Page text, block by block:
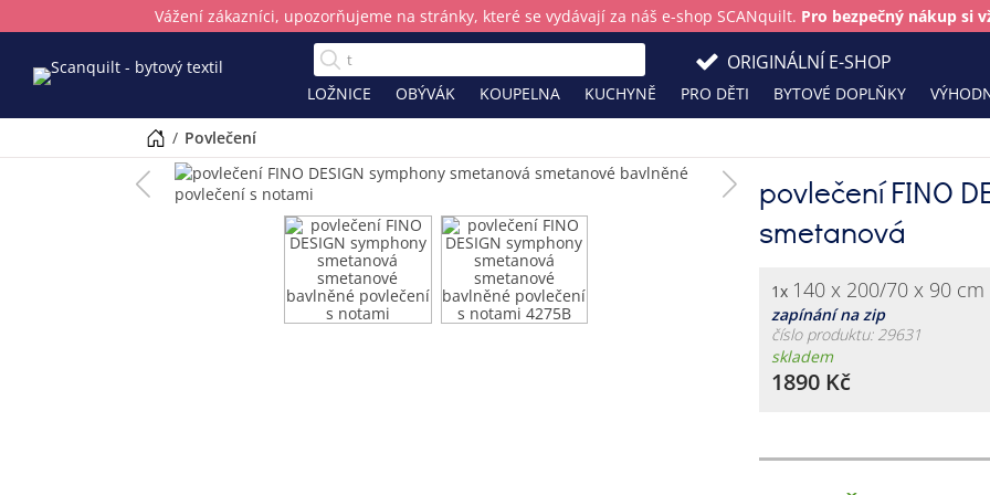
Vážení zákazníci, upozorňujeme na stránky, které se vydávají za náš e-shop SCANquilt. Pro bezpečný nákup si
LOŽNICE OBÝVÁK KOUPELNA KUCHYNĚ PRO DĚTI BYTOVÉ DOPLŇKY
ORIGINÁLNÍ E-SHOP
/ povlečení
povlečení FINO
smetanová
1x 140 x 200/70 x 90 cm
zapínání na zip
číslo produktu: 29631
skladem
1890 Kč